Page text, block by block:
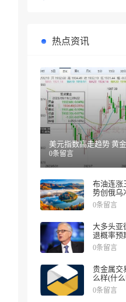
热点资讯
美元指数高走趋势 黄
0条留言
布油连涨
势创俄乌
涨幅
0条留言
大多头亚
退概率预
0条留言
贵金属交
么样(什
0条留言